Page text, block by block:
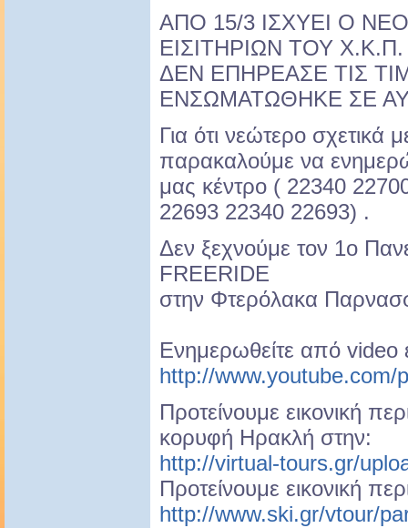
ΑΠΟ 15/3 ΙΣΧΥΕΙ Ο
ΕΙΣΙΤΗΡΙΩΝ ΤΟΥ
ΔΕΝ ΕΠΗΡΕΑΣΕ ΤΙΣ
EΝΣΩΜΑΤΩΘΗΚΕ ΣΕ
Για ότι νεώτερο σχετικά
παρακαλούμε να
μας κέντρο ( 22340
22693 22340 22693) .
Δεν ξεχνούμε τον 1ο
FREERIDE
στην Φτερόλακα
Ενημερωθείτε από
http://www.youtube.com/
Προτείνουμε εικονική
κορυφή Ηρακλή στην:
http://virtual-tours.gr/
Προτείνουμε εικονική
http://www.ski.gr/vtour/